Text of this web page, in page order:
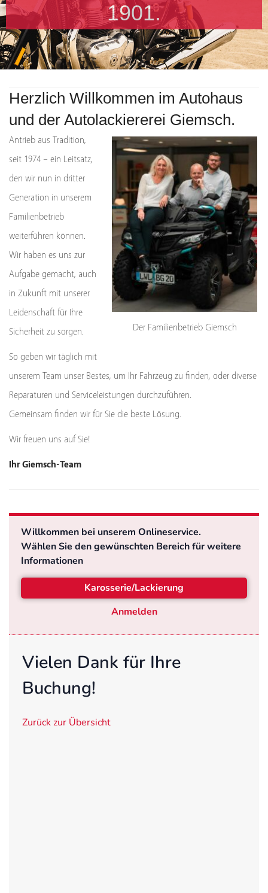
1901.
Herzlich Willkommen im Autohaus
und der Autolackiererei Giemsch.
Der Familienbetrieb Giemsch
Antrieb aus Tradition,
seit 1974 – ein Leitsatz,
den wir nun in dritter
Generation in unserem
Familienbetrieb
weiterführen können.
Wir haben es uns zur
Aufgabe gemacht, auch
in Zukunft mit unserer
Leidenschaft für Ihre
Sicherheit zu sorgen.
So geben wir täglich mit
unserem Team unser Bestes, um Ihr Fahrzeug zu finden, oder diverse
Reparaturen und Serviceleistungen durchzuführen.
Gemeinsam finden wir für Sie die beste Lösung.
Wir freuen uns auf Sie!
Ihr Giemsch-Team